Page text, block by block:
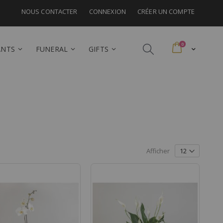
NOUS CONTACTER CONNEXION CRÉER UN COMPTE
0articles
FUNERAL GIFTS
Afficher